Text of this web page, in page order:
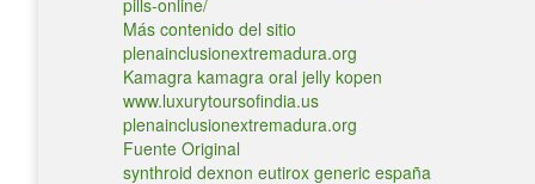
pills-online/
Más contenido del sitio
plenainclusionextremadura.org
Kamagra kamagra oral jelly kopen
www.luxurytoursofindia.us
plenainclusionextremadura.org
Fuente Original
synthroid dexnon eutirox generic españa